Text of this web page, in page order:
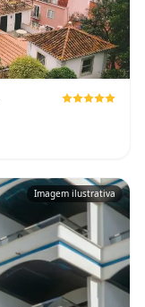
Imagem ilustrativa